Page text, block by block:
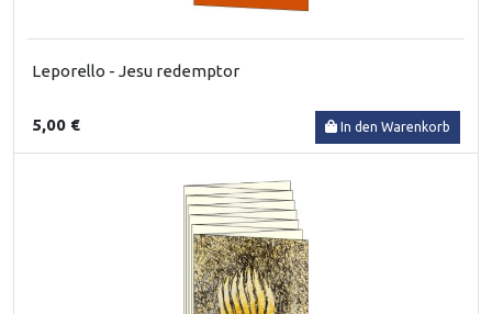
Leporello - Jesu redemptor
5,00 € In den Warenkorb